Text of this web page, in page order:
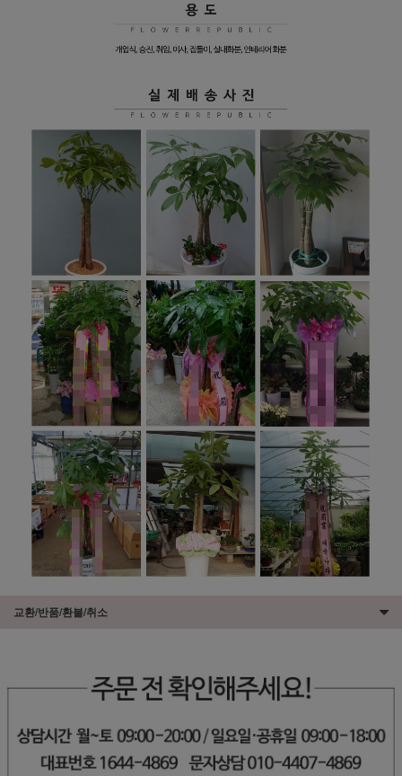
교환/반품/환불/취소